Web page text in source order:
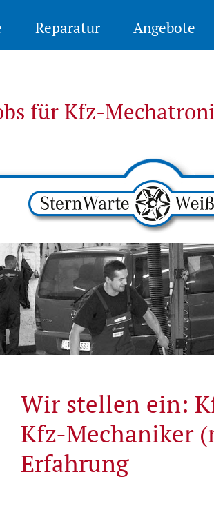
Reparatur Angebote
für Kfz-
Wir stellen ein:
Kfz-Mechaniker
Erfahrung